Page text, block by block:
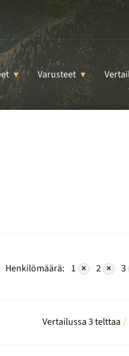
Varusteet
Henkilömäärä: 1 × 2 × 3
Vertailussa 3 telttaa